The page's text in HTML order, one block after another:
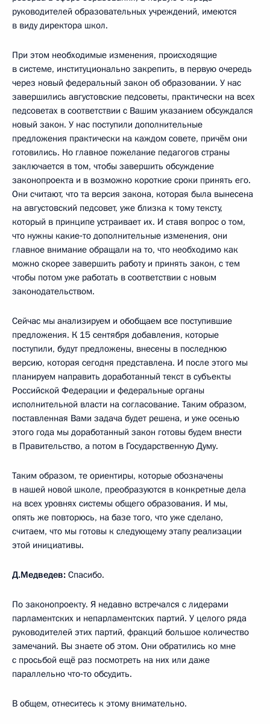
руководителей образовательных учреждений, имеются
в виду директора школ.
При этом необходимые изменения, происходящие
в системе, институционально закрепить, в первую очередь
через новый федеральный закон об образовании. У нас
завершились августовские педсоветы, практически на всех
педсоветах в соответствии с Вашим указанием обсуждался
новый закон. У нас поступили дополнительные
предложения практически на каждом совете, причём они
готовились. Но главное пожелание педагогов страны
заключается в том, чтобы завершить обсуждение
законопроекта и в возможно короткие сроки принять его.
Они считают, что та версия закона, которая была вынесена
на августовский педсовет, уже близка к тому тексту,
который в принципе устраивает их. И ставя вопрос о том,
что нужны какие‑то дополнительные изменения, они
главное внимание обращали на то, что необходимо как
можно скорее завершить работу и принять закон, с тем
чтобы потом уже работать в соответствии с новым
законодательством.
Сейчас мы анализируем и обобщаем все поступившие
предложения. К 15 сентября добавления, которые
поступили, будут предложены, внесены в последнюю
версию, которая сегодня представлена. И после этого мы
планируем направить доработанный текст в субъекты
Российской Федерации и федеральные органы
исполнительной власти на согласование. Таким образом,
поставленная Вами задача будет решена, и уже осенью
этого года мы доработанный закон готовы будем внести
в Правительство, а потом в Государственную Думу.
Таким образом, те ориентиры, которые обозначены
в нашей новой школе, преобразуются в конкретные дела
на всех уровнях системы общего образования. И мы,
опять же повторюсь, на базе того, что уже сделано,
считаем, что мы готовы к следующему этапу реализации
этой инициативы.
Д.Медведев: Спасибо.
По законопроекту. Я недавно встречался с лидерами
парламентских и непарламентских партий. У целого ряда
руководителей этих партий, фракций большое количество
замечаний. Вы знаете об этом. Они обратились ко мне
с просьбой ещё раз посмотреть на них или даже
параллельно что‑то обсудить.
В общем, отнеситесь к этому внимательно.